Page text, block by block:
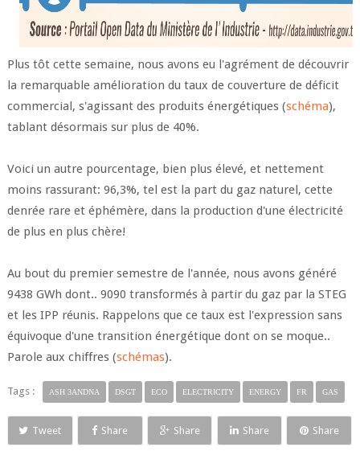
Plus tôt cette semaine, nous avons eu l'agrément de découvrir
la remarquable amélioration du taux de couverture de déficit
commercial, s'agissant des produits énergétiques (schéma),
tablant désormais sur plus de 40%.
Voici un autre pourcentage, bien plus élevé, et nettement
moins rassurant: 96,3%, tel est la part du gaz naturel, cette
denrée rare et éphémère, dans la production d'une électricité
de plus en plus chère!
Au bout du premier semestre de l'année, nous avons généré
9438 GWh dont.. 9090 transformés à partir du gaz par la STEG
et les IPP réunis. Rappelons que ce taux est l'expression sans
équivoque d'une transition énergétique dont on se moque..
Parole aux chiffres (schémas).
Tags : ASH 3ANDNA DSGT ECO ELECTRICITY ENERGY FR GAS
Tweet Share Share Share Share